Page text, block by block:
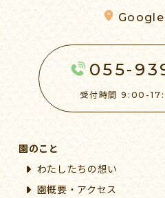
055-
受付時間 9:00-
園のこと
わたしたちの想い
園概要・アクセス